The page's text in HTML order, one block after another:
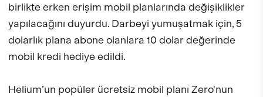
birlikte erken erişim mobil planlarında değişiklikler
yapılacağını duyurdu. Darbeyi yumuşatmak için, 5
dolarlık plana abone olanlara 10 dolar değerinde
mobil kredi hediye edildi.
Helium’un popüler ücretsiz mobil planı Zero'nun